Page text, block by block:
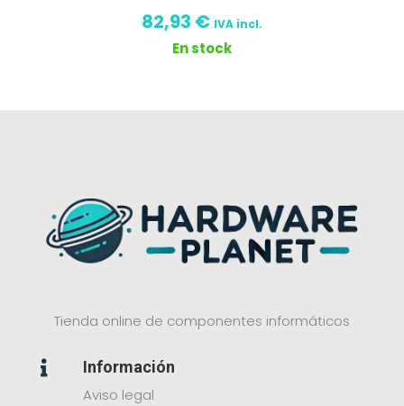
82,93 € IVA incl.
En stock
Tienda online de componentes informáticos

Información
Aviso legal